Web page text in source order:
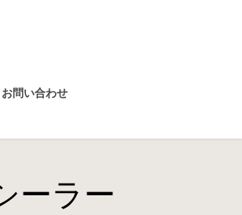
お問い合わせ
ーラー